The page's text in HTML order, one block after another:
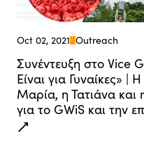
Oct 02, 2021 Outreach
Συνέντευξη στο Vice
Είναι για Γυναίκες»
Μαρία, η Τατιάνα
για το GWiS και την